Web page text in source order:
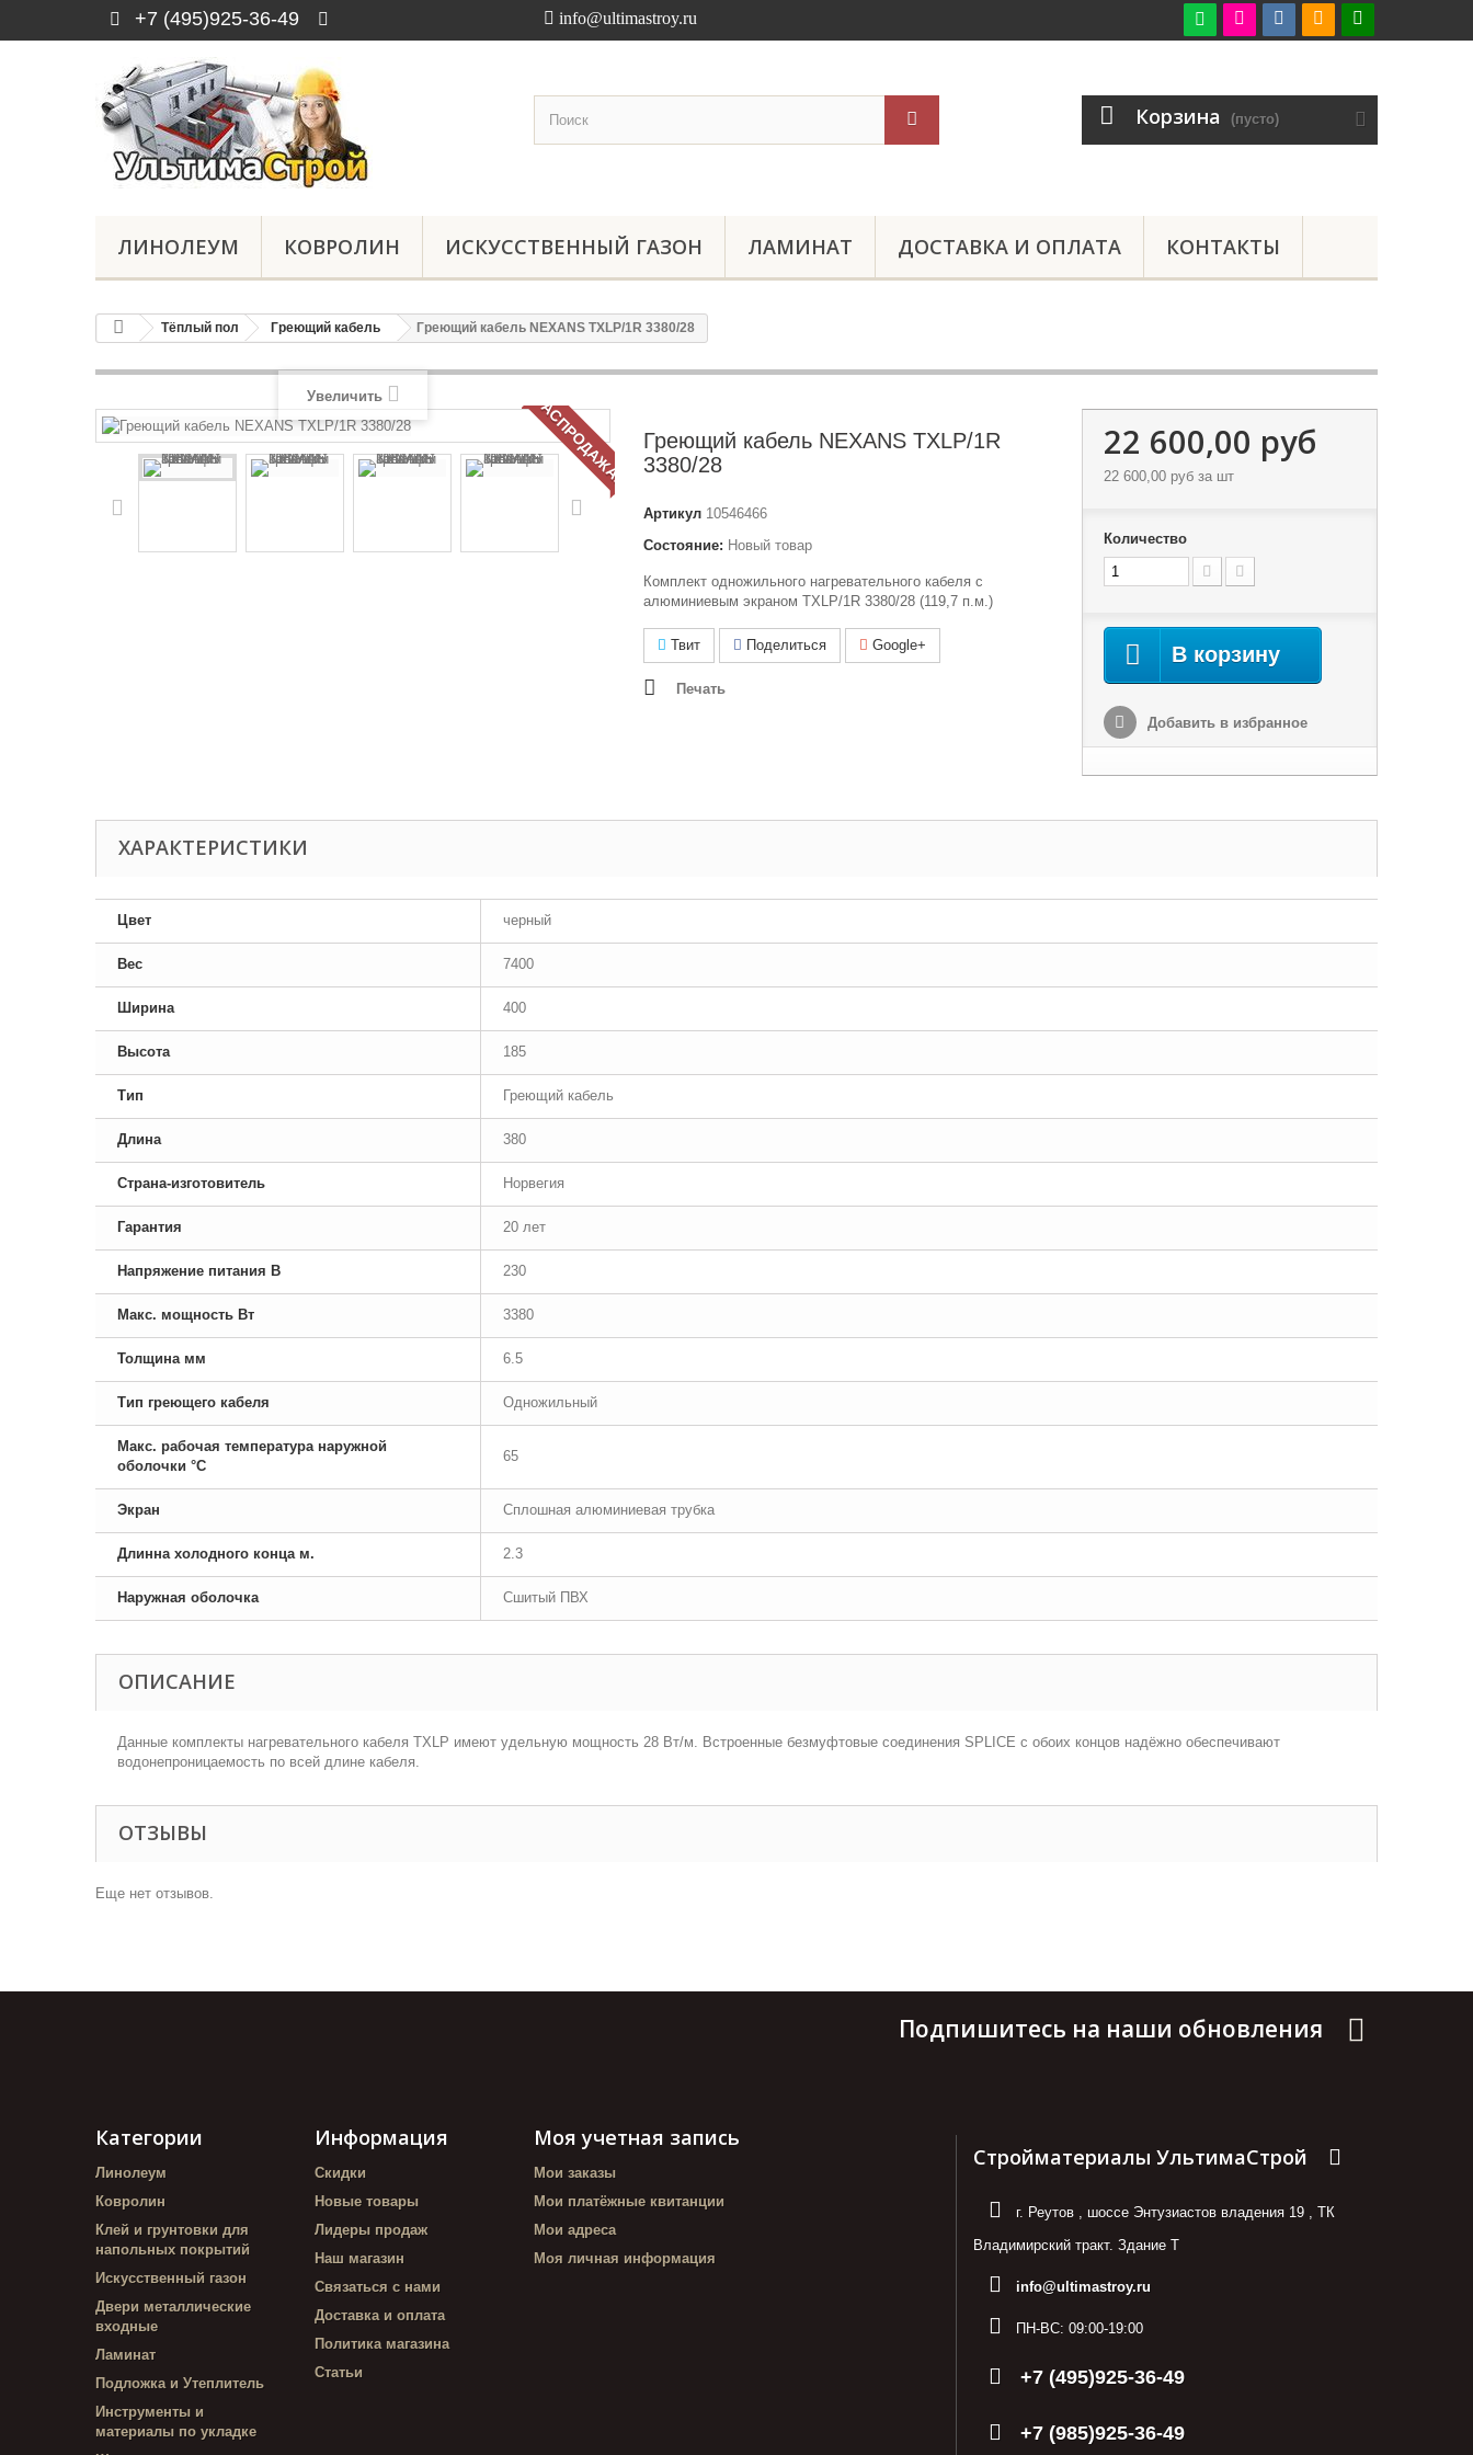
+7 (495)925-36-49 
info@ultimastroy.ru
Корзина (пусто)
ЛИНОЛЕУМ КОВРОЛИН ИСКУССТВЕННЫЙ ГАЗОН ЛАМИНАТ ДОСТАВКА И ОПЛАТА КОНТАКТЫ
Тёплый пол Греющий кабель Греющий кабель NEXANS TXLP/1R 3380/28
РАСПРОДАЖА!
Увеличить
Греющий кабель NEXANS TXLP/1R
3380/28
Артикул 10546466
Состояние: Новый товар
Комплект одножильного нагревательного кабеля с
алюминиевым экраном TXLP/1R 3380/28 (119,7 п.м.)
Твит Поделиться Google+
Печать
22 600,00 руб
22 600,00 рубза шт
Количество
В корзину
Добавить в избранное
ХАРАКТЕРИСТИКИ
Цвет черный
Вес 7400
Ширина 400
Высота 185
Тип Греющий кабель
Длина 380
Страна-изготовитель Норвегия
Гарантия 20 лет
Напряжение питания В 230
Макс. мощность Вт 3380
Толщина мм 6.5
Тип греющего кабеля Одножильный
Макс. рабочая температура наружной
оболочки °С
65
Экран Сплошная алюминиевая трубка
Длинна холодного конца м. 2.3
Наружная оболочка Сшитый ПВХ
ОПИСАНИЕ
Данные комплекты нагревательного кабеля TXLP имеют удельную мощность 28 Вт/м. Встроенные безмуфтовые соединения SPLICE с обоих концов надёжно обеспечивают
водонепроницаемость по всей длине кабеля.
ОТЗЫВЫ
Еще нет отзывов.
Подпишитесь на наши обновления
Категории
Линолеум
Ковролин
Клей и грунтовки для
напольных покрытий
Искусственный газон
Двери металлические
входные
Ламинат
Подложка и Утеплитель
Инструменты и
материалы по укладке
Информация
Скидки
Новые товары
Лидеры продаж
Наш магазин
Связаться с нами
Доставка и оплата
Политика магазина
Статьи
Моя учетная запись
Мои заказы
Мои платёжные квитанции
Мои адреса
Моя личная информация
Стройматериалы УльтимаСтрой
г. Реутов, шоссе Энтузиастов владения 19, ТК
Владимирский тракт. Здание Т
info@ultimastroy.ru
ПН-ВС: 09:00-19:00
+7 (495)925-36-49
+7 (985)925-36-49